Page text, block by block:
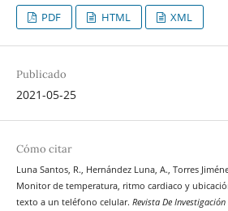
PDF HTML XML
Publicado
2021-05-25
Cómo citar
Luna Santos, R., Hernández Luna, A., Torres
Monitor de temperatura, ritmo cardiaco y
texto a un teléfono celular. Revista De Investigación